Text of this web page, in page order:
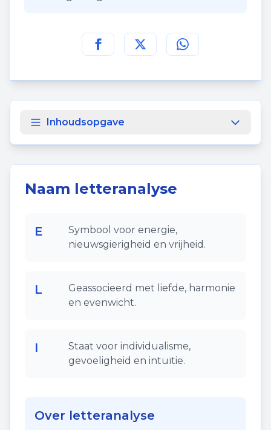
Deel deze pagina op
Deel deze pagina op
Deel deze pagina
Inhoudsopgave
Naam letteranalyse
E
Symbool voor energie,
nieuwsgierigheid en vrijheid.
L
Geassocieerd met liefde, harmonie
en evenwicht.
I
Staat voor individualisme,
gevoeligheid en intuïtie.
Over letteranalyse